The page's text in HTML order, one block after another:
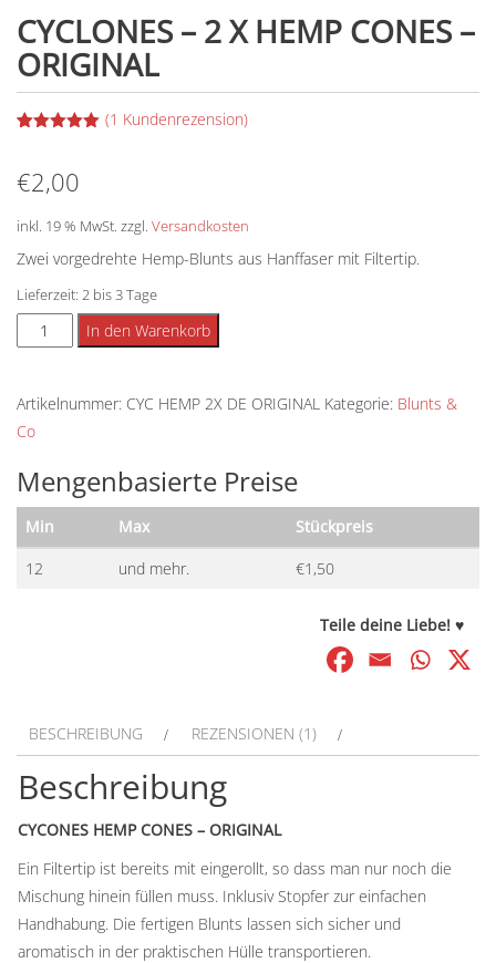
CYCLONES – 2 X HEMP CONES –
ORIGINAL
von 5,
basierend
Kundenbewertung
(1 Kundenrezension)
€2,00
inkl. 19 % MwSt. zzgl. Versandkosten
Zwei vorgedrehte Hemp-Blunts aus Hanffaser mit Filtertip.
Lieferzeit: 2 bis 3 Tage
CYCLONES
-
x
HEMP
-
ORIGINAL
Menge
In den Warenkorb
Artikelnummer: CYC HEMP 2X DE ORIGINAL Kategorie: Blunts &
Co
Mengenbasierte Preise
Min Max
Stückpreis
12
und mehr. €1,50
Teile deine Liebe! ♥
BESCHREIBUNG REZENSIONEN (1)
Beschreibung
CYCONES HEMP CONES – ORIGINAL
Ein Filtertip ist bereits mit eingerollt, so dass man nur noch die
Mischung hinein füllen muss. Inklusiv Stopfer zur einfachen
Handhabung. Die fertigen Blunts lassen sich sicher und
aromatisch in der praktischen Hülle transportieren.